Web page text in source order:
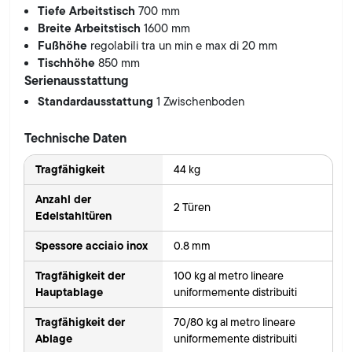
Tiefe Arbeitstisch700 mm
Breite Arbeitstisch1600 mm
Fußhöhe regolabili tra un min e max di 20 mm
Tischhöhe850 mm
Serienausstattung
Standardausstattung1 Zwischenboden
Technische Daten
Tragfähigkeit 44 kg
Anzahl der
Edelstahltüren
2 Türen
Spessore acciaio inox 0.8 mm
Tragfähigkeit der
Hauptablage
100 kg al metro lineare
uniformemente distribuiti
Tragfähigkeit der
Ablage
70/80 kg al metro lineare
uniformemente distribuiti